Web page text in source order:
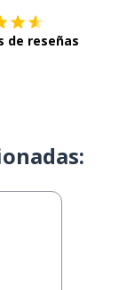
de reseñas